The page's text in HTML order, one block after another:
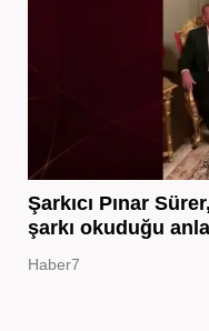
Şarkıcı Pınar
şarkı okuduğu
Haber7